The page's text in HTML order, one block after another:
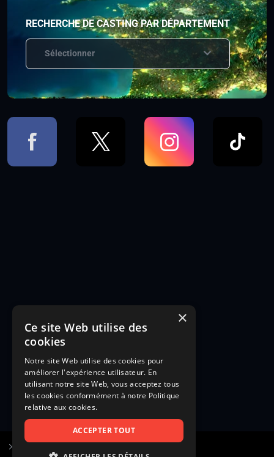
RECHERCHE DE CASTING PAR DÉPARTEMENT
Sélectionner
×
Ce site Web utilise des
cookies
Notre site Web utilise des cookies pour
améliorer l'expérience utilisateur. En
utilisant notre site Web, vous acceptez tous
les cookies conformément à notre Politique
relative aux cookies.
ACCEPTER TOUT